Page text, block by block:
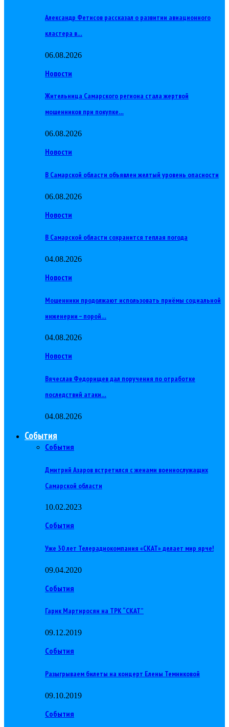
Александр Фетисов рассказал о развитии авиационного
кластера в…
06.08.2026
Новости
Жительница Самарского региона стала жертвой
мошенников при покупке…
06.08.2026
Новости
В Самарской области объявлен желтый уровень опасности
06.08.2026
Новости
В Самарской области сохранится теплая погода
04.08.2026
Новости
Мошенники продолжают использовать приёмы социальной
инженерии – порой…
04.08.2026
Новости
Вячеслав Федорищев дал поручения по отработке
последствий атаки…
04.08.2026
События
События
Дмитрий Азаров встретился с женами военнослужащих
Самарской области
10.02.2023
События
Уже 30 лет Телерадиокомпания «СКАТ» делает мир ярче!
09.04.2020
События
Гарик Мартиросян на ТРК “СКАТ”
09.12.2019
События
Разыгрываем билеты на концерт Елены Темниковой
09.10.2019
События